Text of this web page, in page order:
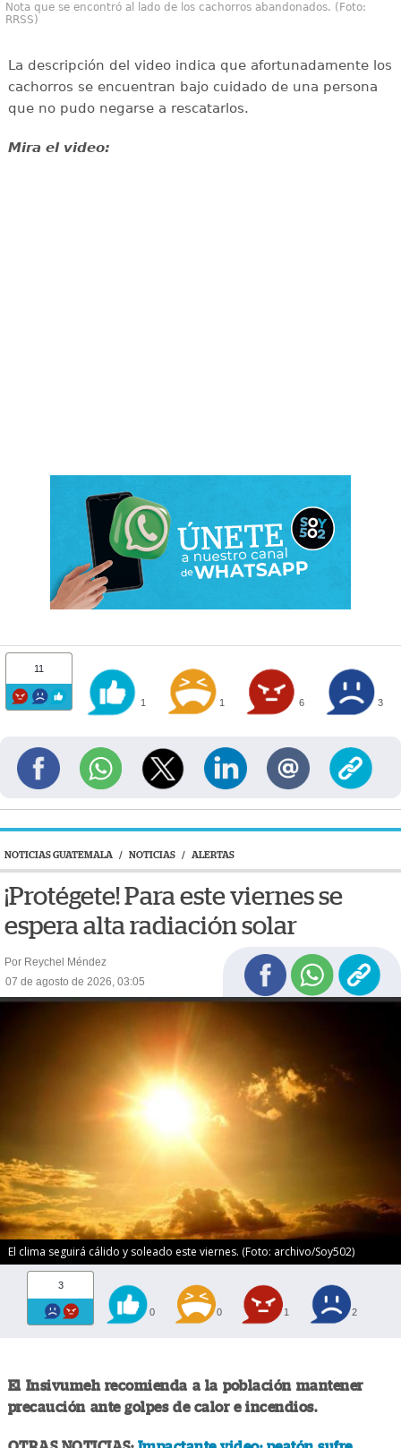
Nota que se encontró al lado de los cachorros abandonados. (Foto:
RRSS)
La descripción del video indica que afortunadamente los
cachorros se encuentran bajo cuidado de una persona
que no pudo negarse a rescatarlos.
Mira el video:
11
1 1 6 3
NOTICIAS GUATEMALA / NOTICIAS / ALERTAS
¡Protégete! Para este viernes se
espera alta radiación solar
Por Reychel Méndez
07 de agosto de 2026, 03:05
El clima seguirá cálido y soleado este viernes. (Foto: archivo/Soy502)
3
0 0 1 2
El Insivumeh recomienda a la población mantener
precaución ante golpes de calor e incendios.